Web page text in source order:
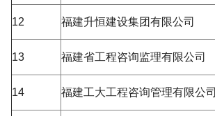
12 福建升恒建设集团有限公司
13 福建省工程咨询监理有限公司
14 福建工大工程咨询管理有限公司